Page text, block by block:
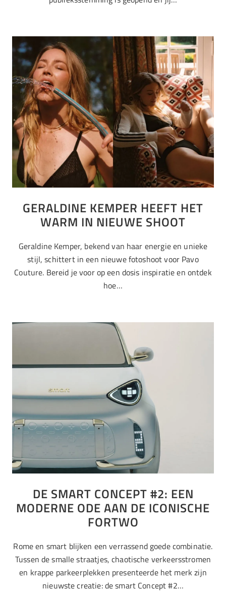
GERALDINE KEMPER HEEFT HET
WARM IN NIEUWE SHOOT
Geraldine Kemper, bekend van haar energie en unieke
stijl, schittert in een nieuwe fotoshoot voor Pavo
Couture. Bereid je voor op een dosis inspiratie en ontdek
hoe…
DE SMART CONCEPT #2: EEN
MODERNE ODE AAN DE ICONISCHE
FORTWO
Rome en smart blijken een verrassend goede combinatie.
Tussen de smalle straatjes, chaotische verkeersstromen
en krappe parkeerplekken presenteerde het merk zijn
nieuwste creatie: de smart Concept #2…